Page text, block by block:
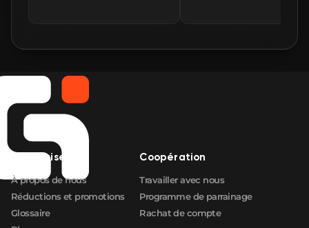
🛒
FN
Entreprise
À propos de nous
Réductions et promotions
Glossaire
Coopération
Travailler avec nous
Programme de parrainage
Rachat de compte